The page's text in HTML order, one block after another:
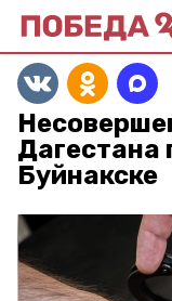
Дагестана
Буйнакске